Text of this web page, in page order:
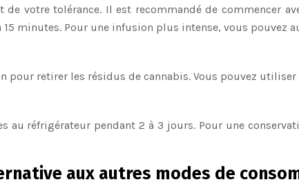
votre tolérance. Il est recommandé de commencer
minutes. Pour une infusion plus intense, vous
retirer les résidus de cannabis. Vous pouvez
au réfrigérateur pendant 2 à 3 jours. Pour une
aux autres modes de